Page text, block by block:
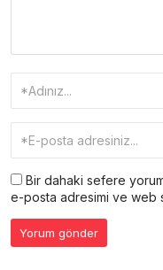
Bir dahaki sefere yorum
e-posta adresimi ve web